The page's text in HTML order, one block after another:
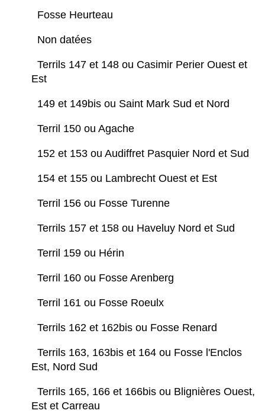
Fosse Heurteau
Non datées
Terrils 147 et 148 ou Casimir Perier Ouest et
Est
149 et 149bis ou Saint Mark Sud et Nord
Terril 150 ou Agache
152 et 153 ou Audiffret Pasquier Nord et Sud
154 et 155 ou Lambrecht Ouest et Est
Terril 156 ou Fosse Turenne
Terrils 157 et 158 ou Haveluy Nord et Sud
Terril 159 ou Hérin
Terril 160 ou Fosse Arenberg
Terril 161 ou Fosse Roeulx
Terrils 162 et 162bis ou Fosse Renard
Terrils 163, 163bis et 164 ou Fosse l'Enclos
Est, Nord Sud
Terrils 165, 166 et 166bis ou Blignières Ouest,
Est et Carreau